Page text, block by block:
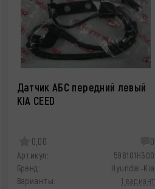
Датчик АБС передний левый
KIA CEED
0,00 0
Артикул:
598101H300
Бренд:
Hyundai-Kia
Варианты:
1 вариант